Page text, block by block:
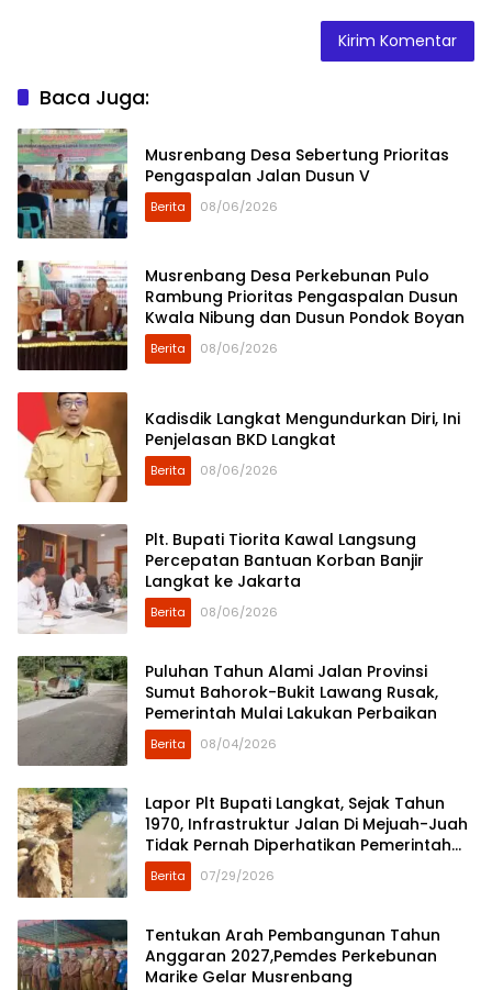
Baca Juga:
Musrenbang Desa Sebertung Prioritas
Pengaspalan Jalan Dusun V
Berita 08/06/2026
Musrenbang Desa Perkebunan Pulo
Rambung Prioritas Pengaspalan Dusun
Kwala Nibung dan Dusun Pondok Boyan
Berita 08/06/2026
Kadisdik Langkat Mengundurkan Diri, Ini
Penjelasan BKD Langkat
Berita 08/06/2026
Plt. Bupati Tiorita Kawal Langsung
Percepatan Bantuan Korban Banjir
Langkat ke Jakarta
Berita 08/06/2026
Puluhan Tahun Alami Jalan Provinsi
Sumut Bahorok-Bukit Lawang Rusak,
Pemerintah Mulai Lakukan Perbaikan
Berita 08/04/2026
Lapor Plt Bupati Langkat, Sejak Tahun
1970, Infrastruktur Jalan Di Mejuah-Juah
Tidak Pernah Diperhatikan Pemerintah
Kabupaten Langkat
Berita 07/29/2026
Tentukan Arah Pembangunan Tahun
Anggaran 2027,Pemdes Perkebunan
Marike Gelar Musrenbang